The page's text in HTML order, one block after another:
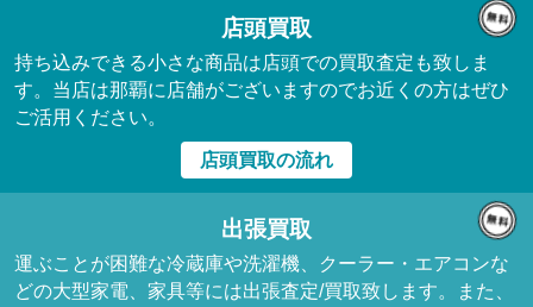
店頭買取
持ち込みできる小さな商品は店頭での買取査定も致しま
す。当店は那覇に店舗がございますのでお近くの方はぜひ
ご活用ください。
店頭買取の流れ
出張買取
運ぶことが困難な冷蔵庫や洗濯機、クーラー・エアコンな
どの大型家電、家具等には出張査定/買取致します。また、